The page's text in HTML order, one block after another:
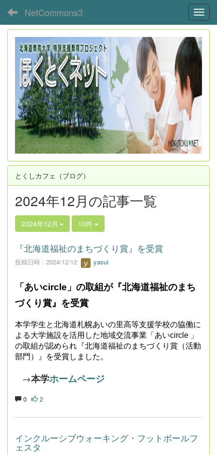
NetCommons3
とくしカフェ（ブログ）
2024年12月の記事一覧
2024年12月 10件
『北海道福祉のまちづくり賞』を受賞
投稿日時 : 2024/12/12 yasui
「あいcircle」の取組が『北海道福祉のまち
づくり賞』を受賞
本学学生と北海道札幌あいの里高等支援学校の協働に
よる大学施設を活用した地域交流事業「あいcircle 」
の取組が認められ『北海道福祉のまちづくり賞（活動
部門）』を受賞しました。
→本学ホームページ
0 2
インクルーシブウォーキング・フットボールフ
ェスタ